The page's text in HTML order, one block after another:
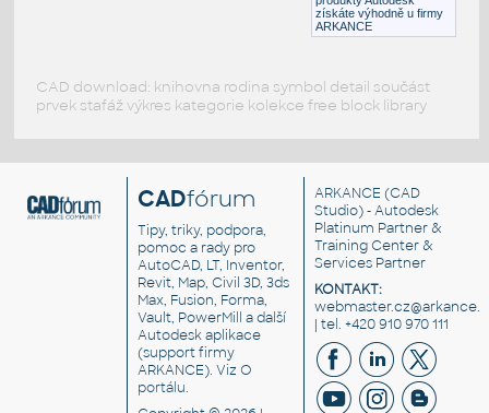
získáte výhodně u firmy
ARKANCE
CAD download: knihovna rodina symbol detail součást
prvek stafáž výkres kategorie kolekce free block library
CADfórum
Tipy, triky, podpora,
pomoc a rady pro
AutoCAD, LT, Inventor,
Revit, Map, Civil 3D, 3ds
Max, Fusion, Forma,
Vault, PowerMill a další
Autodesk aplikace
(support firmy
ARKANCE). VizO
portálu.
ARKANCE (CAD
Studio) - Autodesk
Platinum Partner &
Training Center &
Services Partner
KONTAKT:
| tel. +420 910 970 111